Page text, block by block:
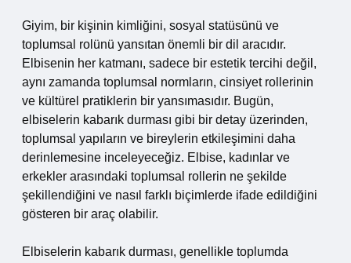
Giyim, bir kişinin kimliğini, sosyal statüsünü ve
toplumsal rolünü yansıtan önemli bir dil aracıdır.
Elbisenin her katmanı, sadece bir estetik tercihi değil,
aynı zamanda toplumsal normların, cinsiyet rollerinin
ve kültürel pratiklerin bir yansımasıdır. Bugün,
elbiselerin kabarık durması gibi bir detay üzerinden,
toplumsal yapıların ve bireylerin etkileşimini daha
derinlemesine inceleyeceğiz. Elbise, kadınlar ve
erkekler arasındaki toplumsal rollerin ne şekilde
şekillendiğini ve nasıl farklı biçimlerde ifade edildiğini
gösteren bir araç olabilir.
Elbiselerin kabarık durması, genellikle toplumda